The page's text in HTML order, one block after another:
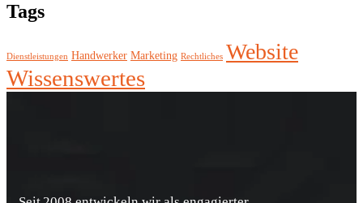
Tags
Dienstleistungen Handwerker Marketing Rechtliches Website
Wissenswertes